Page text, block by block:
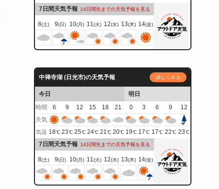
7日間天気予報 14日間先までの天気予報を見る
8(土) 9(日) 10(月) 11(火) 12(水) 13(木) 14(金)
中禅寺湖 (日光市)の天気予報 詳しくみる
今日
明日
時間
6 9 12 15 18 21 0 3 6 9
12
天気
気温 18℃ 23℃ 25℃ 24℃ 21℃ 20℃ 19℃ 17℃ 17℃ 22℃ 23℃
7日間天気予報 14日間先までの天気予報を見る
8(土) 9(日) 10(月) 11(火) 12(水) 13(木) 14(金)